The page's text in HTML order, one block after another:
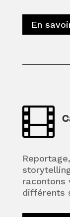
En

racontons
différents